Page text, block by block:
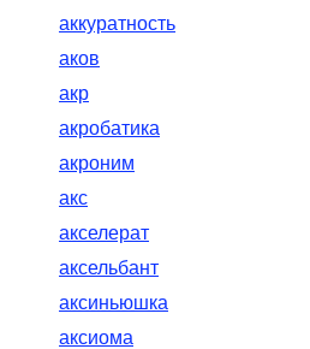
аккуратность
аков
акр
акробатика
акроним
акс
акселерат
аксельбант
аксиньюшка
аксиома